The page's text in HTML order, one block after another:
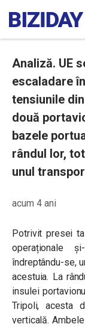
Analiză. UE
escaladare
tensiunile
două
bazele
rândul lor,
unul
acum 4 ani
Potrivit presei
operaționale
îndreptându-se,
acestuia. La
insulei
Tripoli, acesta
verticală.